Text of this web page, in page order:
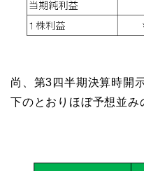
尚、第3四半期決算時開
下のとおりほぼ予想並み